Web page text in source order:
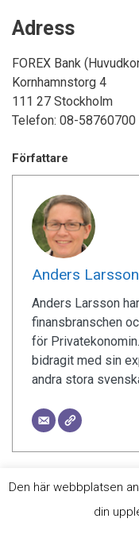
Adress
FOREX Bank
Kornhamnstorg 4
111 27 Stockholm
Telefon: 08-58760700
Författare
Anders Larsson
Anders Larsson
finansbranschen
för
bidragit med sin
andra stora
© 2007-2026
Den här webbplatsen
din